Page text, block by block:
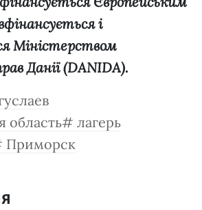
і
Міністерством
Данії (DANIDA).
область
лагерь
Приморск